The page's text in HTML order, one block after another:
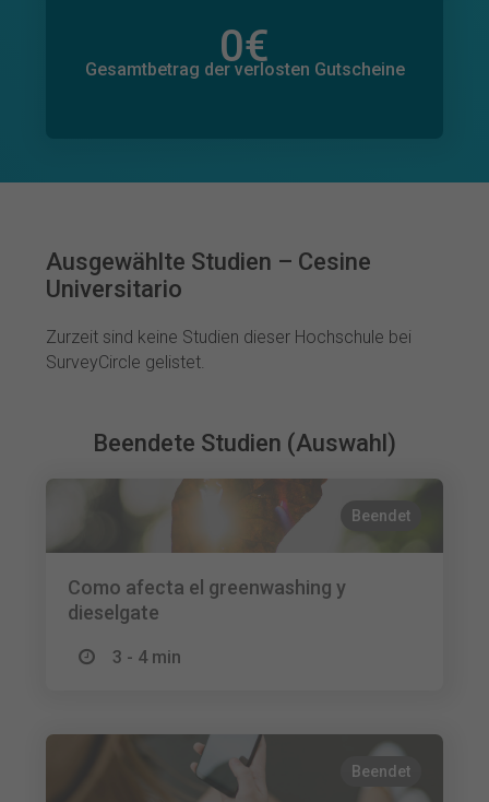
0€
Gesamtbetrag der verlosten Gutscheine
0€
Gesamtbetrag der zugesagten Spenden
Ausgewählte Studien – Cesine
Universitario
Zurzeit sind keine Studien dieser Hochschule bei
SurveyCircle gelistet.
Beendete Studien (Auswahl)
Beendet
Como afecta el greenwashing y
dieselgate
3 - 4 min
Beendet